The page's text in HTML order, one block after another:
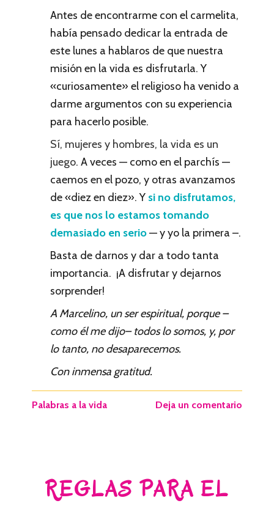
Antes de encontrarme con el carmelita,
había pensado dedicar la entrada de
este lunes a hablaros de que nuestra
misión en la vida es disfrutarla. Y
«curiosamente» el religioso ha venido a
darme argumentos con su experiencia
para hacerlo posible.
Sí, mujeres y hombres, la vida es un
juego. A veces — como en el parchís —
caemos en el pozo, y otras avanzamos
de «diez en diez». Y si no disfrutamos,
es que nos lo estamos tomando
demasiado en serio— y yo la primera –.
Basta de darnos y dar a todo tanta
importancia. ¡A disfrutar y dejarnos
sorprender!
A Marcelino, un ser espiritual, porque –
como él me dijo– todos lo somos, y, por
lo tanto, no desaparecemos.
Con inmensa gratitud.
Palabras a la vida Deja un comentario
REGLAS PARA EL